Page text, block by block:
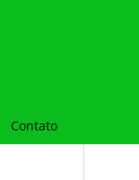
Contato